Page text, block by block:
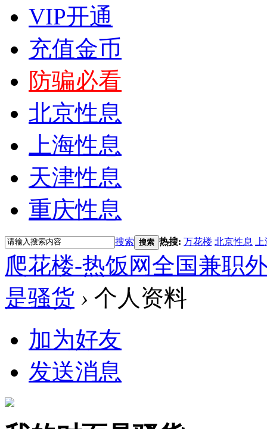
VIP开通
充值金币
防骗必看
北京性息
上海性息
天津性息
重庆性息
搜索 搜索 热搜: 万花楼 北京性息
爬花楼-热饭网全国兼职
是骚货 › 个人资料
加为好友
发送消息